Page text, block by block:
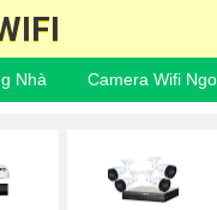
Nhà Camera Wifi